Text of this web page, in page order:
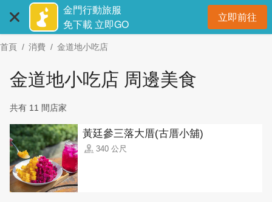
主
要
金門行動旅服
免下載 立即GO
立即前往開
首頁 消費 金道地小吃店
金道地小吃店 周邊美食
共有 11 間店家
黃廷參三落大厝(古厝小舖)
340 公尺